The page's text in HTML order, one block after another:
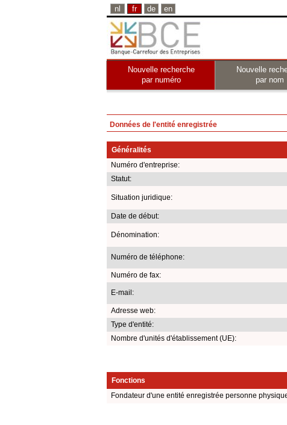
nl fr de en
Nouvelle recherche
par numéro
Nouvelle
par nom
Données de l'entité enregistrée
Généralités
Numéro d'entreprise:
Statut:
Situation juridique:
Date de début:
Dénomination:
Numéro de téléphone:
Numéro de fax:
E-mail:
Adresse web:
Type d'entité:
Nombre d'unités d'établissement (UE):
Fonctions
Fondateur d'une entité enregistrée personne